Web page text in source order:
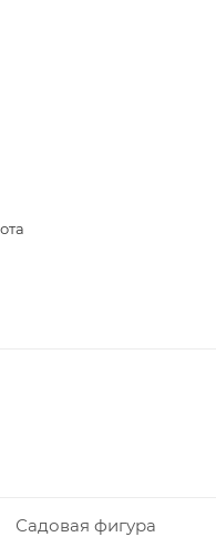
Садовая фигура